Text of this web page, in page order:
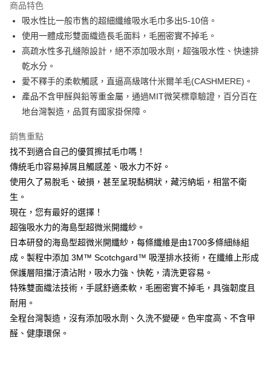
合作金庫商業銀行
華南商業銀行
彰化商業銀行
上海商業儲蓄銀行
台北富邦商業銀行
國泰世華商業銀行
兆豐國際商業銀行
臺灣中小企業銀行
匯豐（台灣）商業銀行
華泰商業銀行
聯邦商業銀行
遠東國際商業銀行
元大商業銀行
永豐商業銀行
玉山商業銀行
台灣樂天信用卡公司
6 期 0 利率 每期
華南商業銀行
彰化商業銀行
上海商業儲蓄銀行
台北富邦商業銀行
國泰世華商業銀行
臺灣中小企業銀行
台中商業銀行
匯豐（台灣）商業銀行
華泰商業銀行
聯邦商業銀行
元大商業銀行
玉山商業銀行
台灣樂天信用卡公司
超商取貨付款
LINE Pay
Apple Pay
街口支付
全盈+PAY
【關於「AFTEE先享後付」】
AFTEE先享後付是「在收到商品之後才付款」的支付方式。 讓您購物簡單
便利好安心！
２．便利：只要手機號碼，簡訊認證，即可結帳。
３．安心：先確認商品／服務後，再付款。
【「AFTEE先享後付」結帳流程】
１．於結帳方式選擇「AFTEE先享後付」後，將跳轉至「AFTEE先享後付」
結帳頁面，進行簡訊認證並確認金額後，即可完成結帳。
２．訂單成立數日內，您將收到繳費通知簡訊。
３．收到繳費通知簡訊後14天內，點擊此簡訊中的連結，可透過四大超商／
ATM付款
運送方式
全家取貨付款
每筆NT$60，滿NT$499(含以上)免運費
7-11取貨付款
每筆NT$60，滿NT$499(含以上)免運費
商品特色
吸水性比一般市售的超細纖維吸水毛巾多出5-10倍。
使用一體成形雙面織造長毛面料，毛圈密實不掉毛。
高疏水性多孔縫隙設計，絕不添加吸水劑，超強吸水性、快速排
乾水分。
愛不釋手的柔軟觸感，直逼高級喀什米爾羊毛(CASHMERE)。
產品不含甲醛與鉛等重金屬，通過MIT微笑標章驗證，百分百在
地台灣製造，品質有國家掛保障。
銷售重點
找不到適合自己的優質擦拭毛巾嗎！
傳統毛巾容易掉屑且觸感差、吸水力不好。
使用久了易脫毛、破損，甚至呈現黏稠狀，藏污納垢，相當不衛
生。
現在，您有最好的選擇！
超強吸水力的海島型超微米開纖紗。
日本研發的海島型超微米開纖紗，每條纖維是由1700多條細絲組
成。製程中添加 3M™ Scotchgard™ 吸溼排水技術，在纖維上形成
保護層阻擋汙漬沾附，吸水力強、快乾，清洗更容易。
特殊雙面織法技術，手感舒適柔軟，毛圈密實不掉毛，具強韌度且
耐用。
全程台灣製造，沒有添加吸水劑、久洗不變硬。色牢度高、不含甲
醛、健康環保。